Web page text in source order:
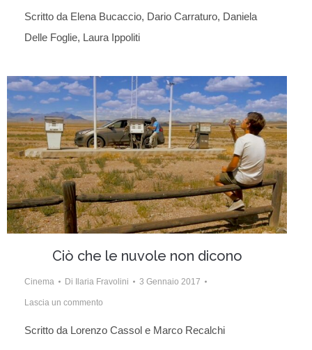
Scritto da Elena Bucaccio, Dario Carraturo, Daniela
Delle Foglie, Laura Ippoliti
Ciò che le nuvole non dicono
Cinema Di Ilaria Fravolini 3 Gennaio 2017
Lascia un commento
Scritto da Lorenzo Cassol e Marco Recalchi